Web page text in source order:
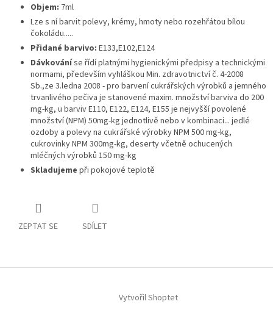
Objem: 7ml
Lze s ní barvit polevy, krémy, hmoty nebo rozehřátou bílou
čokoládu.....
Přidané barvivo: E133,E102,E124
Dávkováníse řídí platnými hygienickými předpisy a technickými
normami, především vyhláškou Min. zdravotnictví č. 4-2008
Sb.,ze 3.ledna 2008 - pro barvení cukrářských výrobků a jemného
trvanlivého pečiva je stanovené maxim. množství barviva do 200
mg-kg, u barviv E110, E122, E124, E155 je nejvyšší povolené
množství (NPM) 50mg-kg jednotlivě nebo v kombinaci... jedlé
ozdoby a polevy na cukrářské výrobky NPM 500 mg-kg,
cukrovinky NPM 300mg-kg, deserty včetně ochucených
mléčných výrobků 150 mg-kg
Skladujeme při pokojové teplotě
ZEPTAT SE SDÍLET
Z
Vytvořil Shoptet